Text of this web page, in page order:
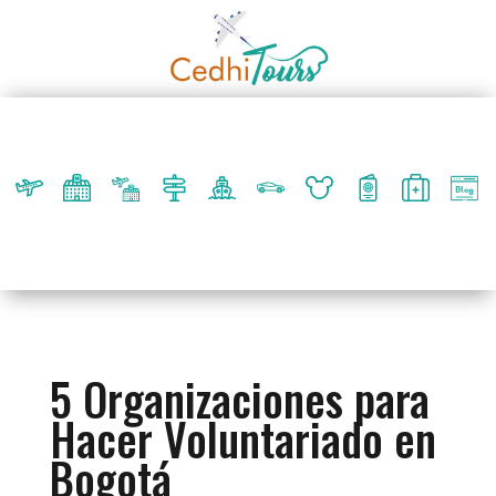
5 Organizaciones para
Hacer Voluntariado en
Bogotá